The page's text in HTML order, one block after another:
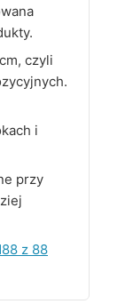
czyli
i
przy
z 88